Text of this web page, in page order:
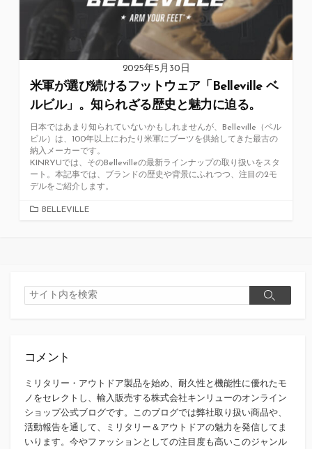
2025年5月30日
米軍が選び続けるフットウェア「Belleville ベ
ルビル」。知られざる歴史と魅力に迫る。
日本ではあまり知られていないかもしれませんが、Belleville（ベル
ビル）は、100年以上にわたり米軍にブーツを供給してきた最古の
納入メーカーです。
KINRYUでは、そのBellevilleの最新ラインナップの取り扱いをスタ
ート。本記事では、ブランドの歴史や背景にふれつつ、注目の2モ
デルをご紹介します。
カBELLEVILLE
検
索
検
コメント
ミリタリー・アウトドア製品を始め、耐久性と機能性に優れたモ
ノをセレクトし、輸入販売する株式会社キンリューのオンライン
ショップ公式ブログです。このブログでは弊社取り扱い商品や、
活動報告を通して、ミリタリー＆アウトドアの魅力を発信してま
いります。今やファッションとしての注目度も高いこのジャンル